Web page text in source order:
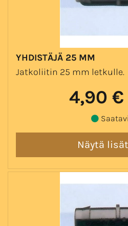
YHDISTÄJÄ 25 MM
Jatkoliitin 25 mm letkulle.
4,90 €